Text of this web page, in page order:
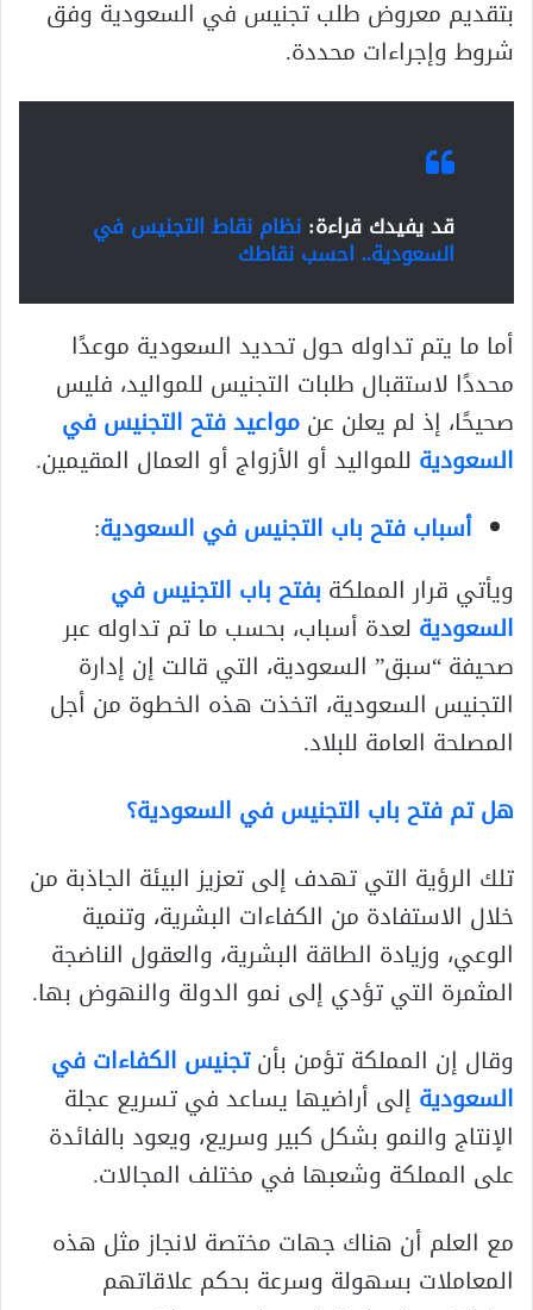
بتقديم معروض طلب تجنيس في السعودية وفق
شروط وإجراءات محددة.
قد يفيدك قراءة: نظام نقاط التجنيس في
السعودية.. احسب نقاطك
أما ما يتم تداوله حول تحديد السعودية موعدًا
محددًا لاستقبال طلبات التجنيس للمواليد، فليس
صحيحًا، إذ لم يعلن عنمواعيد فتح التجنيس في
السعودية للمواليد أو الأزواج أو العمال المقيمين.
أسباب فتح باب التجنيس في السعودية:
ويأتي قرار المملكة بفتح باب التجنيس في
السعودية لعدة أسباب، بحسب ما تم تداوله عبر
صحيفة “سبق” السعودية، التي قالت إن إدارة
التجنيس السعودية، اتخذت هذه الخطوة من أجل
المصلحة العامة للبلاد.
هل تم فتح باب التجنيس في السعودية؟
تلك الرؤية التي تهدف إلى تعزيز البيئة الجاذبة من
خلال الاستفادة من الكفاءات البشرية، وتنمية
الوعي، وزيادة الطاقة البشرية، والعقول الناضجة
المثمرة التي تؤدي إلى نمو الدولة والنهوض بها.
وقال إن المملكة تؤمن بأنتجنيس الكفاءات في
السعودية إلى أراضيها يساعد في تسريع عجلة
الإنتاج والنمو بشكل كبير وسريع، ويعود بالفائدة
على المملكة وشعبها في مختلف المجالات.
مع العلم أن هناك جهات مختصة لانجاز مثل هذه
المعاملات بسهولة وسرعة بحكم علاقاتهم